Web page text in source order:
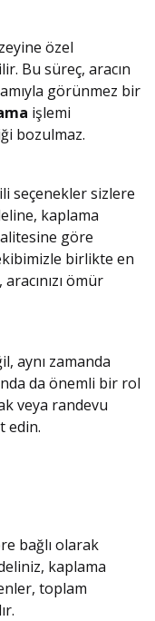
özel
Bu süreç, aracın
görünmez bir
işlemi
bozulmaz.
seçenekler sizlere
kaplama
göre
birlikte en
ömür
aynı zamanda
da önemli bir rol
veya randevu
edin.
bağlı olarak
kaplama
toplam